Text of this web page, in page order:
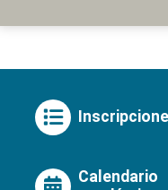
Calendario